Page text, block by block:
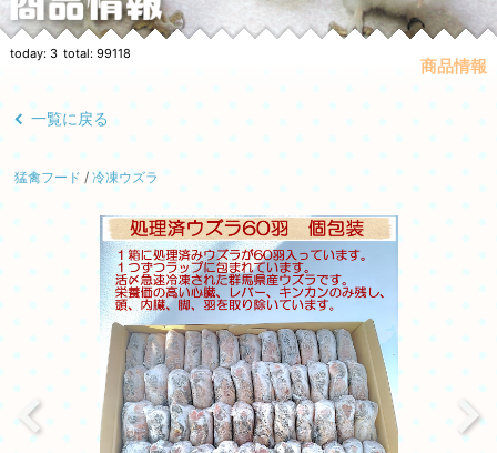
today: 3 total: 99118
商品情報
一覧に戻る
猛禽フード /冷凍ウズラ